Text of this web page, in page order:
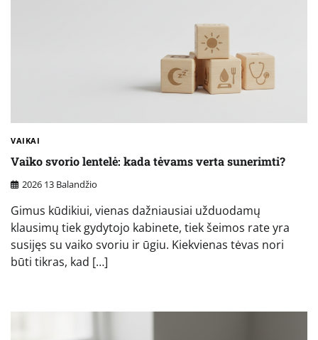
VAIKAI
Vaiko svorio lentelė: kada tėvams verta sunerimti?
2026 13 Balandžio
Gimus kūdikiui, vienas dažniausiai užduodamų
klausimų tiek gydytojo kabinete, tiek šeimos rate yra
susijęs su vaiko svoriu ir ūgiu. Kiekvienas tėvas nori
būti tikras, kad […]